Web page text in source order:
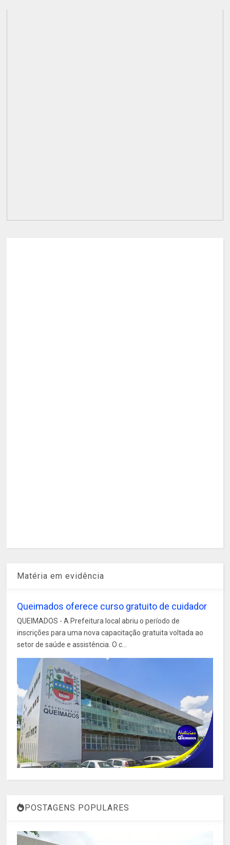
Matéria em evidência
Queimados oferece curso gratuito de cuidador
QUEIMADOS - A Prefeitura local abriu o período de
inscrições para uma nova capacitação gratuita voltada ao
setor de saúde e assistência. O c...
POSTAGENS POPULARES